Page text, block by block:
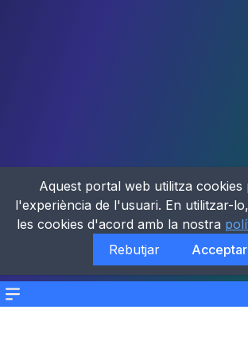
Menu
Aquest portal web utilitza
l'experiència de l'usuari. En utilitzar-
les cookies d'acord amb la nostra
Rebutjar
Acceptar